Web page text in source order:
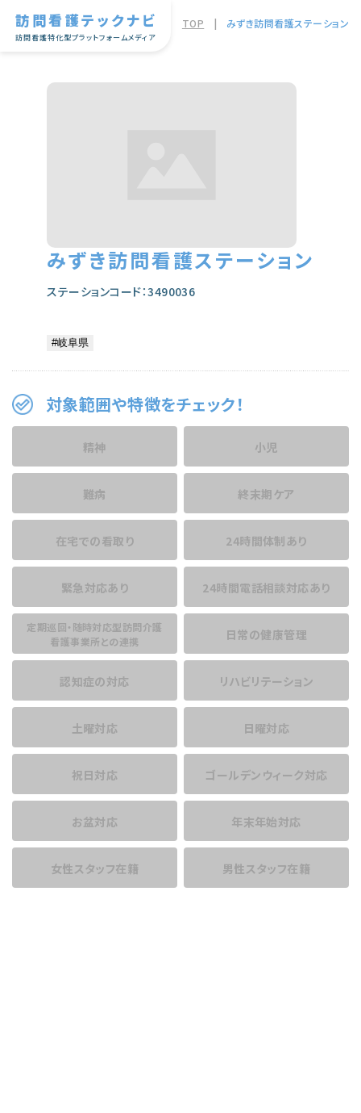
訪問看護テックナビ
訪問看護特化型プラットフォームメディア
TOP | みずき訪問看護ステーション
みずき訪問看護ステーション
ステーションコード：3490036
対象範囲や特徴をチェック！
精神 小児
難病 終末期ケア
在宅での看取り 24時間体制あり
緊急対応あり 24時間電話相談対応あり
定期巡回・随時対応型訪問介護
看護事業所との連携
日常の健康管理
認知症の対応 リハビリテーション
土曜対応 日曜対応
祝日対応 ゴールデンウィーク対応
お盆対応 年末年始対応
女性スタッフ在籍 男性スタッフ在籍